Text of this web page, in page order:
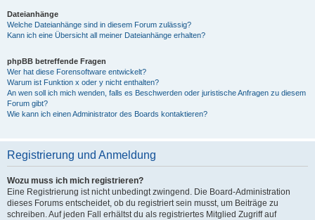
Dateianhänge
Welche Dateianhänge sind in diesem Forum zulässig?
Kann ich eine Übersicht all meiner Dateianhänge erhalten?
phpBB betreffende Fragen
Wer hat diese Forensoftware entwickelt?
Warum ist Funktion x oder y nicht enthalten?
An wen soll ich mich wenden, falls es Beschwerden oder juristische Anfragen zu diesem
Forum gibt?
Wie kann ich einen Administrator des Boards kontaktieren?
Registrierung und Anmeldung
Wozu muss ich mich registrieren?
Eine Registrierung ist nicht unbedingt zwingend. Die Board-Administration
dieses Forums entscheidet, ob du registriert sein musst, um Beiträge zu
schreiben. Auf jeden Fall erhältst du als registriertes Mitglied Zugriff auf